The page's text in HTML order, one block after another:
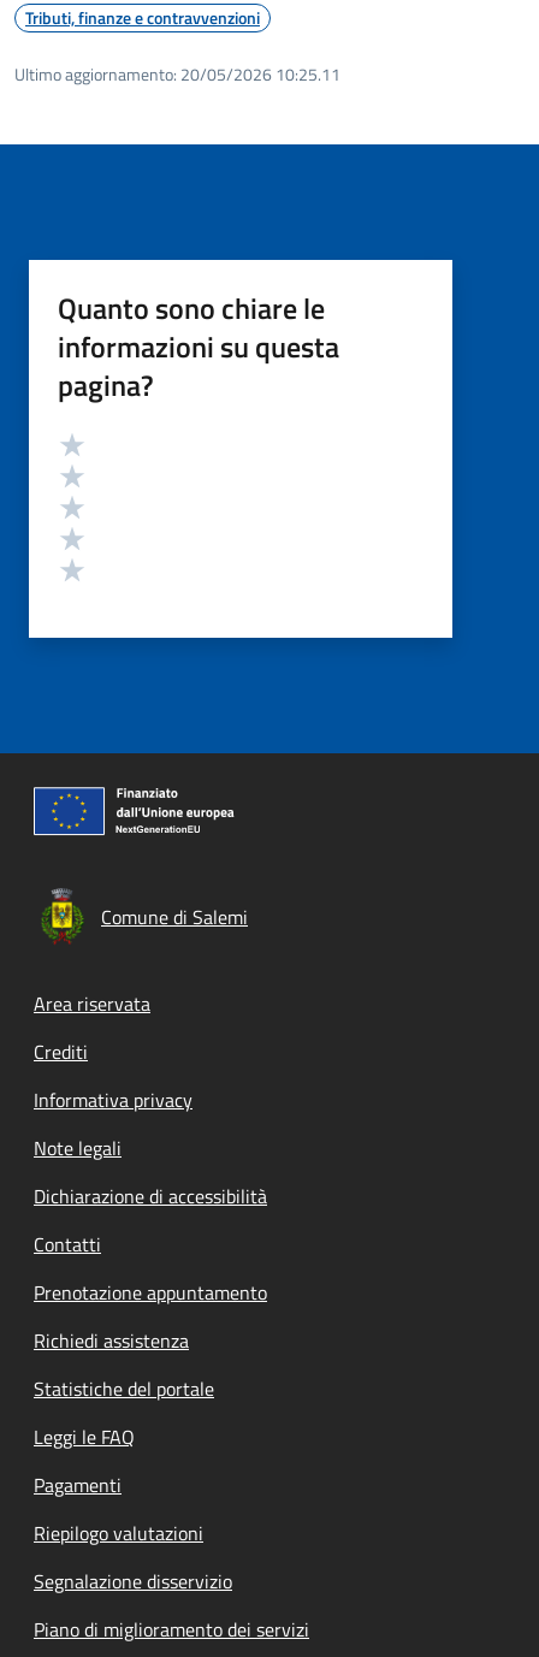
Tributi, finanze e contravvenzioni
Ultimo aggiornamento: 20/05/2026 10:25.11
Quanto sono chiare le
informazioni su questa
pagina?
Valutazione
Comune di Salemi
Footer menu
Area riservata
Crediti
Informativa privacy
Note legali
Dichiarazione di accessibilità
Contatti
Prenotazione appuntamento
Richiedi assistenza
Statistiche del portale
Leggi le FAQ
Pagamenti
Riepilogo valutazioni
Segnalazione disservizio
Piano di miglioramento dei servizi